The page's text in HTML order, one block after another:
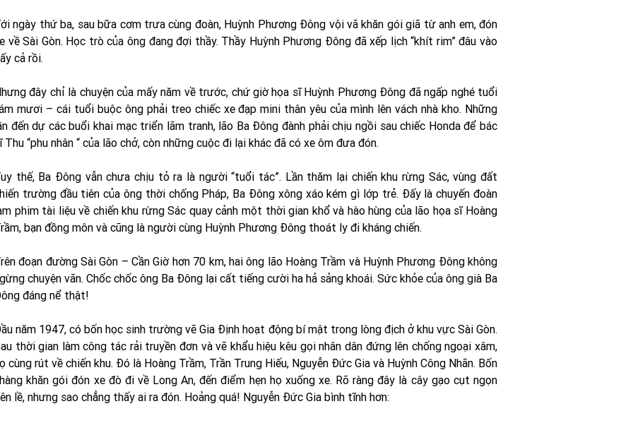
ngày thứ ba, sau bữa cơm trưa cùng đoàn, Huỳnh Phương Đông vội vã khăn gói giã từ anh em, đón
về Sài Gòn. Học trò của ông đang đợi thầy. Thầy Huỳnh Phương Đông đã xếp lịch “khít rim” đâu vào
cả rồi.
đây chỉ là chuyện của mấy năm về trước, chứ giờ họa sĩ Huỳnh Phương Đông đã ngấp nghé tuổi
mươi – cái tuổi buộc ông phải treo chiếc xe đạp mini thân yêu của mình lên vách nhà kho. Những
đến dự các buổi khai mạc triển lãm tranh, lão Ba Đông đành phải chịu ngồi sau chiếc Honda để bác
Thu “phu nhân “ của lão chở, còn những cuộc đi lại khác đã có xe ôm đưa đón.
thế, Ba Đông vẫn chưa chịu tỏ ra là người “tuổi tác”. Lần thăm lại chiến khu rừng Sác, vùng đất
trường đầu tiên của ông thời chống Pháp, Ba Đông xông xáo kém gì lớp trẻ. Đấy là chuyến đoàn
phim tài liệu về chiến khu rừng Sác quay cảnh một thời gian khổ và hào hùng của lão họa sĩ Hoàng
bạn đồng môn và cũng là người cùng Huỳnh Phương Đông thoát ly đi kháng chiến.
đoạn đường Sài Gòn – Cần Giờ hơn 70 km, hai ông lão Hoàng Trầm và Huỳnh Phương Đông không
chuyện vãn. Chốc chốc ông Ba Đông lại cất tiếng cười ha hả sảng khoái. Sức khỏe của ông già Ba
đáng nể thật!
năm 1947, có bốn học sinh trường vẽ Gia Định hoạt động bí mật trong lòng địch ở khu vực Sài Gòn.
thời gian làm công tác rải truyền đơn và vẽ khẩu hiệu kêu gọi nhân dân đứng lên chống ngoại xâm,
cùng rút về chiến khu. Đó là Hoàng Trầm, Trần Trung Hiếu, Nguyễn Đức Gia và Huỳnh Công Nhãn. Bốn
khăn gói đón xe đò đi về Long An, đến điểm hẹn họ xuống xe. Rõ ràng đây là cây gạo cụt ngọn
lề, nhưng sao chẳng thấy ai ra đón. Hoảng quá! Nguyễn Đức Gia bình tĩnh hơn: